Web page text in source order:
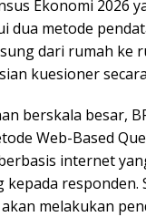
Ekonomi 2026
dua metode
dari rumah ke
kuesioner
berskala besar,
Web-Based
internet
responden.
melakukan